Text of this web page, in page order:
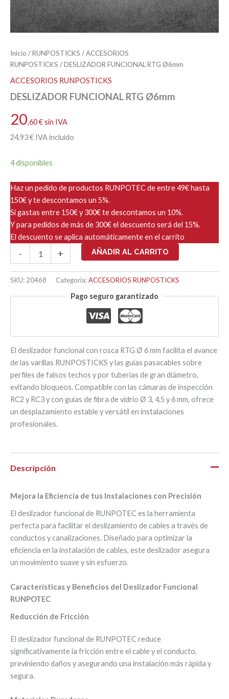
Inicio /RUNPOSTICKS /ACCESORIOS
RUNPOSTICKS / DESLIZADOR FUNCIONAL RTG Ø6mm
ACCESORIOS RUNPOSTICKS
DESLIZADOR FUNCIONAL RTG Ø6mm
20,60€sin IVA
24,93€ IVA incluido
4 disponibles
Haz un pedido de productos RUNPOTEC de entre 49€ hasta
150€ y te descontamos un 5%.
Si gastas entre 150€ y 300€ te descontamos un 10%.
Y para pedidos de más de 300€ el descuento será del 15%.
El descuento se aplica automáticamente en el carrito
-
FUNCIONAL
Ø6mm
+ AÑADIR AL CARRITO
SKU: 20468 Categoría:ACCESORIOS RUNPOSTICKS
Pago seguro garantizado
El deslizador funcional con rosca RTG Ø 6 mm facilita el avance
de las varillas RUNPOSTICKS y las guías pasacables sobre
perfiles de falsos techos y por tuberías de gran diámetro,
evitando bloqueos. Compatible con las cámaras de inspección
RC2 y RC3 y con guías de fibra de vidrio Ø 3, 4,5 y 6 mm, ofrece
un desplazamiento estable y versátil en instalaciones
profesionales.
Descripción
Mejora la Eficiencia de tus Instalaciones con Precisión
El deslizador funcional de RUNPOTEC es la herramienta
perfecta para facilitar el deslizamiento de cables a través de
conductos y canalizaciones. Diseñado para optimizar la
eficiencia en la instalación de cables, este deslizador asegura
un movimiento suave y sin esfuerzo.
Características y Beneficios del Deslizador Funcional
RUNPOTEC
Reducción de Fricción
El deslizador funcional de RUNPOTEC reduce
significativamente la fricción entre el cable y el conducto,
previniendo daños y asegurando una instalación más rápida y
segura.